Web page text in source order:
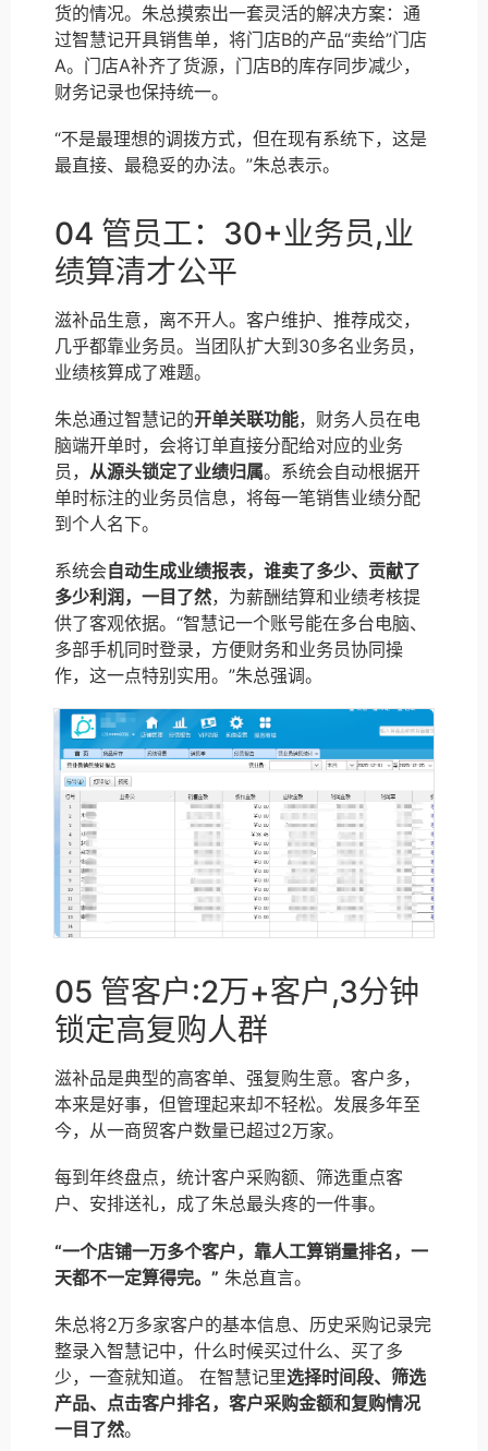
货的情况。朱总摸索出一套灵活的解决方案：通
过智慧记开具销售单，将门店B的产品“卖给”门店
A。门店A补齐了货源，门店B的库存同步减少，
财务记录也保持统一。
“不是最理想的调拨方式，但在现有系统下，这是
最直接、最稳妥的办法。”朱总表示。
04 管员工：30+业务员,业
绩算清才公平
滋补品生意，离不开人。客户维护、推荐成交，
几乎都靠业务员。当团队扩大到30多名业务员，
业绩核算成了难题。
朱总通过智慧记的开单关联功能，财务人员在电
脑端开单时，会将订单直接分配给对应的业务
员， 从源头锁定了业绩归属。系统会自动根据开
单时标注的业务员信息，将每一笔销售业绩分配
到个人名下。
系统会自动生成业绩报表，谁卖了多少、贡献了
多少利润，一目了然，为薪酬结算和业绩考核提
供了客观依据。“智慧记一个账号能在多台电脑、
多部手机同时登录，方便财务和业务员协同操
作，这一点特别实用。”朱总强调。
05 管客户:2万+客户,3分钟
锁定高复购人群
滋补品是典型的高客单、强复购生意。客户多，
本来是好事，但管理起来却不轻松。发展多年至
今，从一商贸客户数量已超过2万家。
每到年终盘点，统计客户采购额、筛选重点客
户、安排送礼，成了朱总最头疼的一件事。
“一个店铺一万多个客户，靠人工算销量排名，一
天都不一定算得完。” 朱总直言。
朱总将2万多家客户的基本信息、历史采购记录完
整录入智慧记中，什么时候买过什么、买了多
少，一查就知道。 在智慧记里选择时间段、筛选
产品、点击客户排名，客户采购金额和复购情况
一目了然。